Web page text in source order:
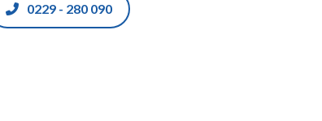
0229 - 280 090